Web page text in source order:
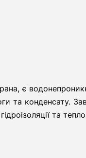
є
та конденсату.
та